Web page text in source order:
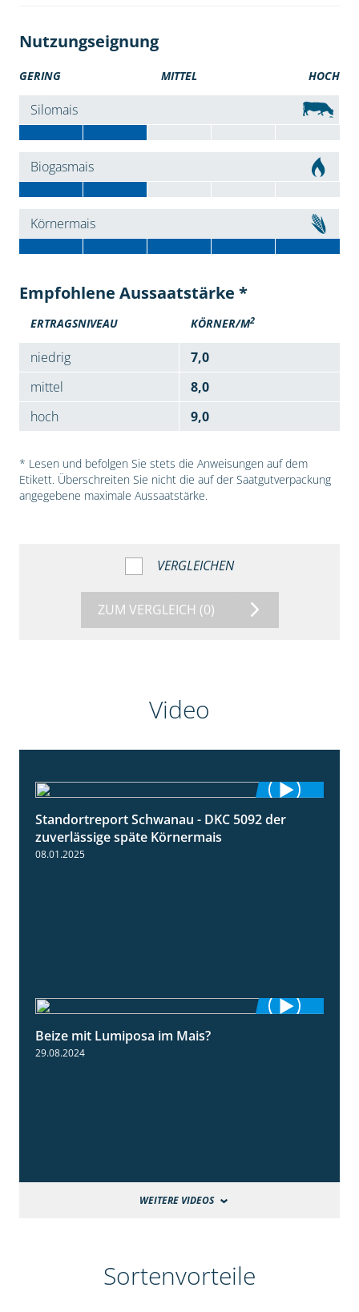
Nutzungseignung
GERING MITTEL HOCH
Silomais
Biogasmais
Körnermais
Empfohlene Aussaatstärke *
ERTRAGSNIVEAU KÖRNER/M2
niedrig
7,0
mittel
8,0
hoch
9,0
* Lesen und befolgen Sie stets die Anweisungen auf dem
Etikett. Überschreiten Sie nicht die auf der Saatgutverpackung
angegebene maximale Aussaatstärke.
VERGLEICHEN
ZUM VERGLEICH (0)
Video
1:18
Standortreport Schwanau - DKC 5092 der
zuverlässige späte Körnermais
08.01.2025
Beize mit Lumiposa im Mais?
29.08.2024
WEITERE VIDEOS
Sortenvorteile